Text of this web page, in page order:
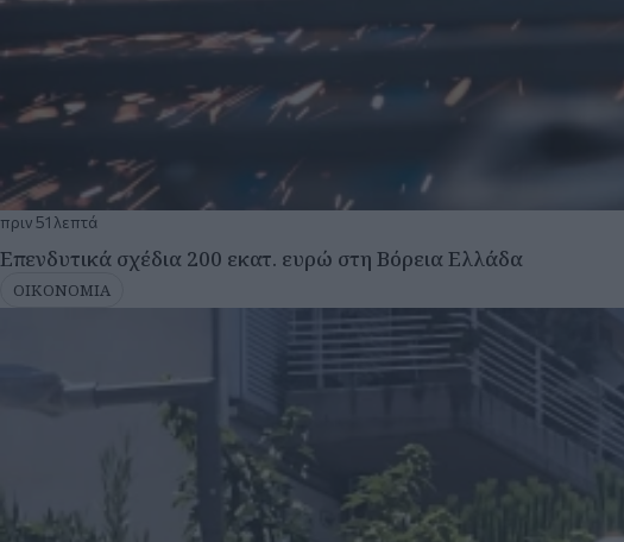
πριν 51 λεπτά
Επενδυτικά σχέδια 200 εκατ. ευρώ στη Βόρεια Ελλάδα
ΟΙΚΟΝΟΜΙΑ